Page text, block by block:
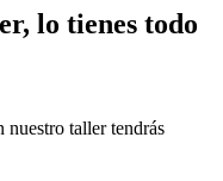
lo tienes todo
nuestro taller tendrás